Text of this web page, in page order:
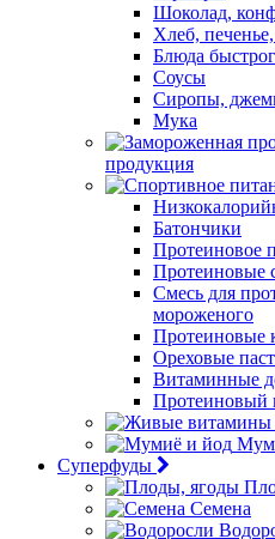
Шоколад,
Хлеб,
Блюда
Соусы
Сиропы,
Мука
продукция
Батончики
Протеиновое
Протеиновые
Смесь для
мороженого
Протеиновые
Ореховые
Витаминные
Протеиновый
Суперфуды
Семена